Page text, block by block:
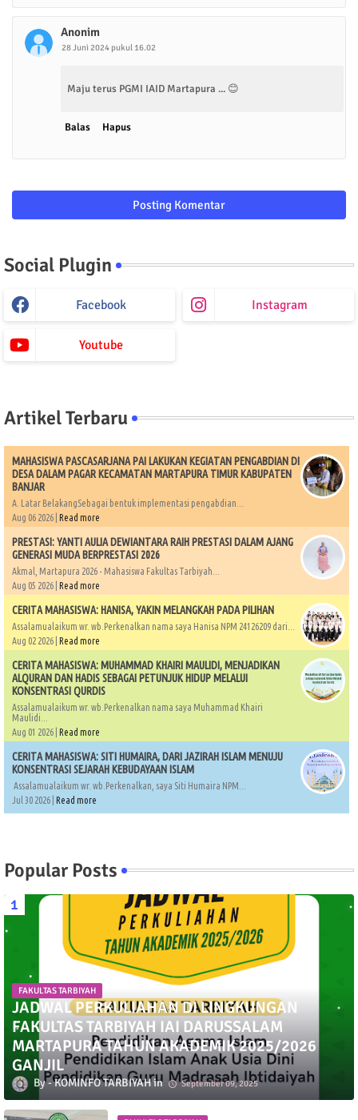
Anonim
28 Juni 2024 pukul 16.02
Maju terus PGMI IAID Martapura ... 😊
Balas Hapus
Posting Komentar
Social Plugin
Facebook Instagram
Youtube
Artikel Terbaru
MAHASISWA PASCASARJANA PAI LAKUKAN KEGIATAN PENGABDIAN DI
DESA DALAM PAGAR KECAMATAN MARTAPURA TIMUR KABUPATEN
BANJAR
A. Latar BelakangSebagai bentuk implementasi pengabdian...
Aug 06 2026 | Read more
PRESTASI: YANTI AULIA DEWIANTARA RAIH PRESTASI DALAM AJANG
GENERASI MUDA BERPRESTASI 2026
Akmal, Martapura 2026 - Mahasiswa Fakultas Tarbiyah...
Aug 05 2026 | Read more
CERITA MAHASISWA: HANISA, YAKIN MELANGKAH PADA PILIHAN
Assalamualaikum wr. wb.Perkenalkan nama saya Hanisa NPM 24126209 dari...
Aug 02 2026 | Read more
CERITA MAHASISWA: MUHAMMAD KHAIRI MAULIDI, MENJADIKAN
ALQURAN DAN HADIS SEBAGAI PETUNJUK HIDUP MELALUI
KONSENTRASI QURDIS
Assalamualaikum wr. wb.Perkenalkan nama saya Muhammad Khairi
Maulidi...
Aug 01 2026 | Read more
CERITA MAHASISWA: SITI HUMAIRA, DARI JAZIRAH ISLAM MENUJU
KONSENTRASI SEJARAH KEBUDAYAAN ISLAM
Assalamualaikum wr. wb.Perkenalkan, saya Siti Humaira NPM...
Jul 30 2026 | Read more
Popular Posts
FAKULTAS TARBIYAH
JADWAL PERKULIAHAN DI LINGKUNGAN
FAKULTAS TARBIYAH IAI DARUSSALAM
MARTAPURA TAHUN AKADEMIK 2025/2026
GANJIL
KOMINFO TARBIYAH September 09, 2025